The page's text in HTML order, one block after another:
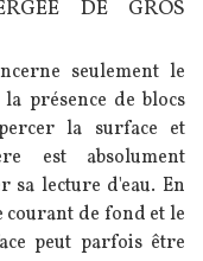
DE GROS
seulement le
présence de blocs
la surface et
est absolument
sa lecture d'eau. En
courant de fond et le
peut parfois être